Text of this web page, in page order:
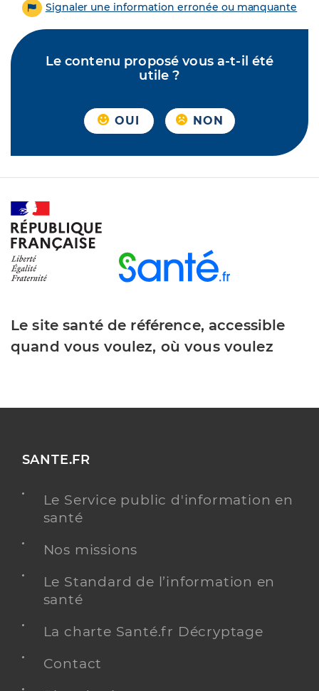
Signaler une information erronée ou manquante
Le contenu proposé vous a-t-il été
utile ?
OUI NON
Le site santé de référence, accessible
quand vous voulez, où vous voulez
SANTE.FR
Le Service public d'information en
santé
Nos missions
Le Standard de l’information en
santé
La charte Santé.fr Décryptage
Contact